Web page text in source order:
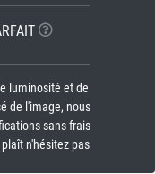
luminosité et de
de l'image, nous
sans frais
n'hésitez pas